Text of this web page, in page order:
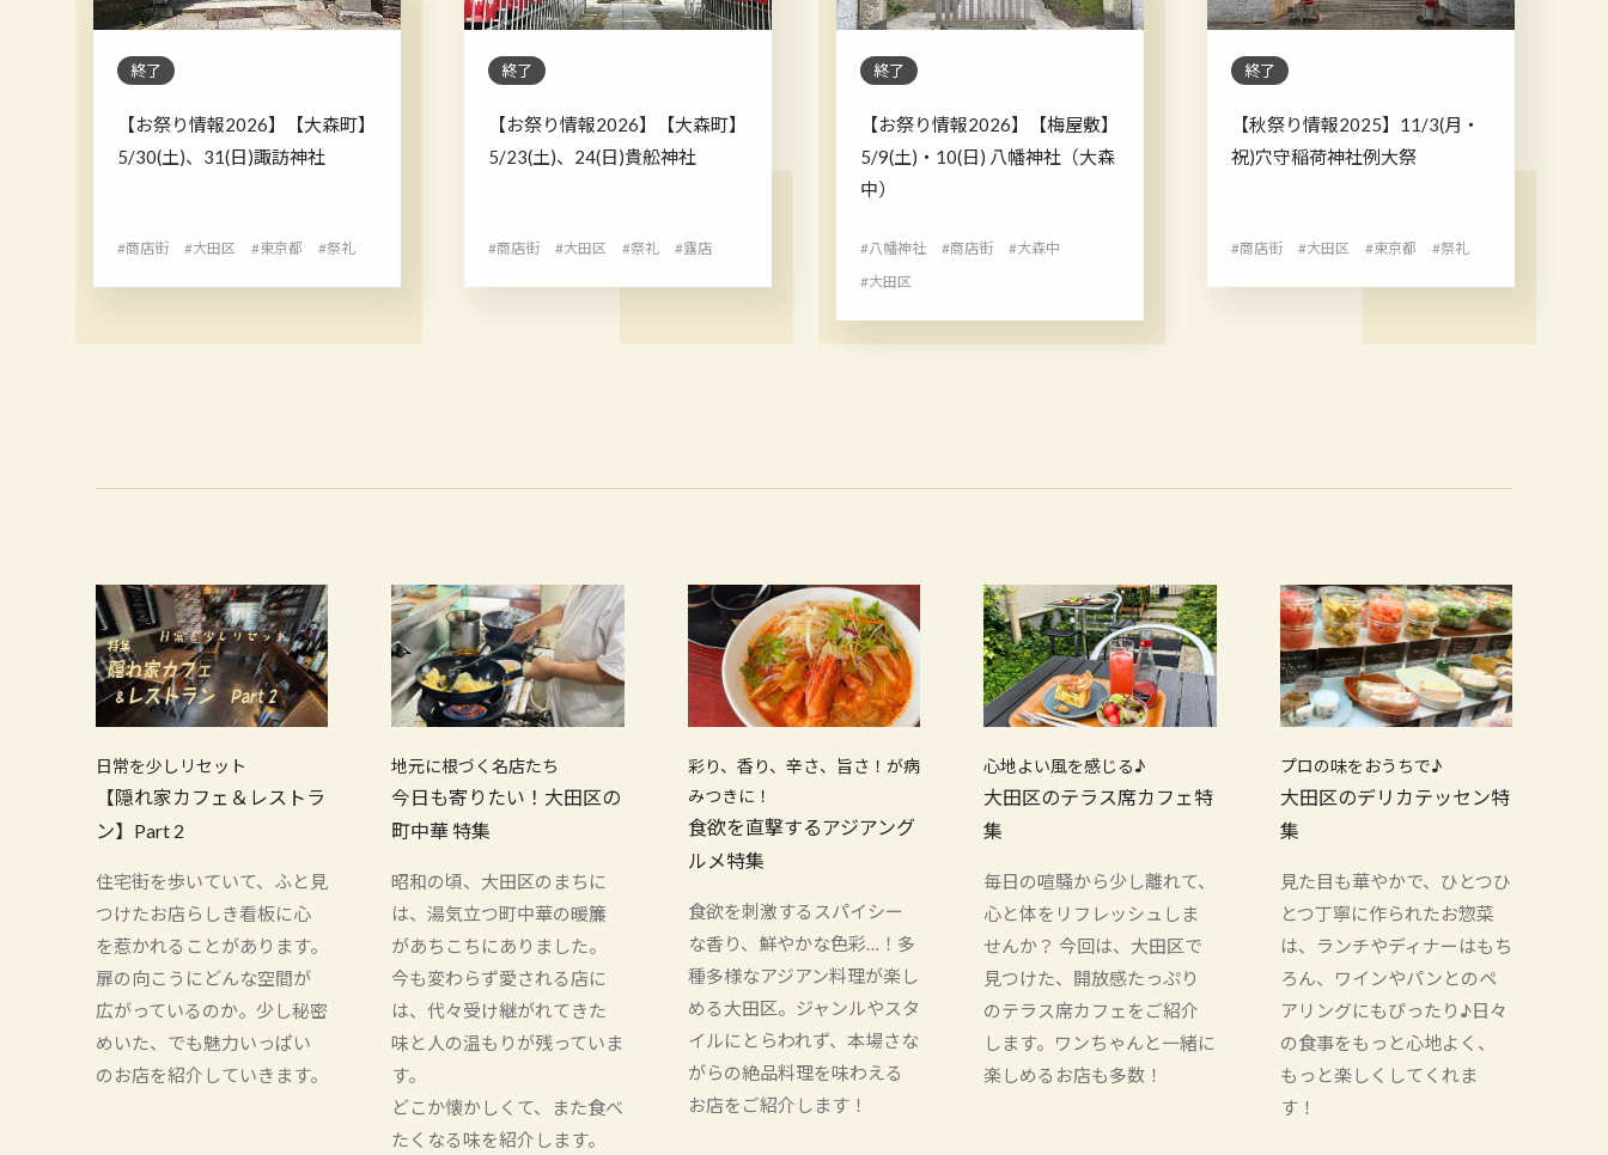
終了
【お祭り情報2026】【大森町】
5/30(土)、31(日)諏訪神社
#商店街 #大田区 #東京都 #祭礼
終了
【お祭り情報2026】【大森町】
5/23(土)、24(日)貴舩神社
#商店街 #大田区 #祭礼 #露店
終了
【お祭り情報2026】【梅屋敷】
5/9(土)・10(日) 八幡神社（大森
中）
#八幡神社 #商店街
#大森中
#大田区
終了
【秋祭り情報2025】11/3(月・
祝)穴守稲荷神社例大祭
#商店街 #大田区 #東京都 #祭礼
日常を少しリセット
【隠れ家カフェ＆レストラ
ン】Part 2
住宅街を歩いていて、ふと見
つけたお店らしき看板に心
を惹かれることがあります。
扉の向こうにどんな空間が
広がっているのか。少し秘密
めいた、でも魅力いっぱい
のお店を紹介していきます。
地元に根づく名店たち
今日も寄りたい！大田区の
町中華 特集
昭和の頃、大田区のまちに
は、湯気立つ町中華の暖簾
があちこちにありました。
今も変わらず愛される店に
は、代々受け継がれてきた
味と人の温もりが残っていま
す。
どこか懐かしくて、また食べ
たくなる味を紹介します。
彩り、香り、辛さ、旨さ！が病
みつきに！
食欲を直撃するアジアング
ルメ特集
食欲を刺激するスパイシー
な香り、鮮やかな色彩…！多
種多様なアジアン料理が楽し
める大田区。ジャンルやスタ
イルにとらわれず、本場さな
がらの絶品料理を味わえる
お店をご紹介します！
心地よい風を感じる♪
大田区のテラス席カフェ特
集
毎日の喧騒から少し離れて、
心と体をリフレッシュしま
せんか？ 今回は、大田区で
見つけた、開放感たっぷり
のテラス席カフェをご紹介
します。ワンちゃんと一緒に
楽しめるお店も多数！
プロの味をおうちで♪
大田区のデリカテッセン特
集
見た目も華やかで、ひとつひ
とつ丁寧に作られたお惣菜
は、ランチやディナーはもち
ろん、ワインやパンとのペ
アリングにもぴったり♪日々
の食事をもっと心地よく、
もっと楽しくしてくれま
す！